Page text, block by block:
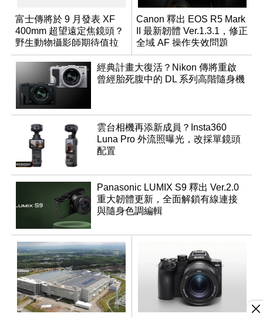
富士傳將於 9 月發表 XF
400mm 超望遠定焦鏡頭？
野生動物攝影師期待值拉
滿
Canon 釋出 EOS R5 Mark
II 最新韌體 Ver.1.3.1，修正
全域 AF 操作失效問題
經典計畫大復活？Nikon 傳將重啟
曾經胎死腹中的 DL 系列高階隨身機
雲台相機再添新成員？Insta360
Luna Pro 外流照曝光，改採單鏡頭
配置
Panasonic LUMIX S9 釋出 Ver.2.0
重大韌體更新，全面解鎖有線連接
與隨身色調編輯